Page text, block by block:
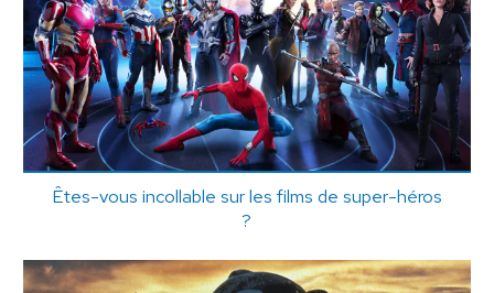
Êtes-vous incollable sur les films de super-héros
?